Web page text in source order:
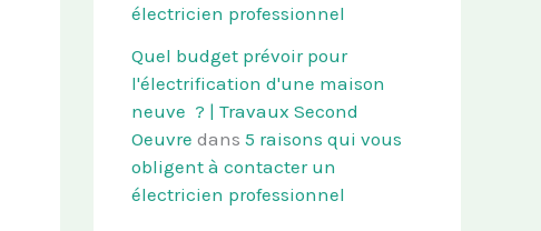
électricien professionnel
Quel budget prévoir pour
l'électrification d'une maison
neuve ? | Travaux Second
Oeuvre dans 5 raisons qui vous
obligent à contacter un
électricien professionnel